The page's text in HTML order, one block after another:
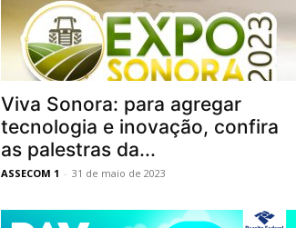
Viva Sonora: para agregar
tecnologia e inovação, confira
as palestras da...
ASSECOM 1 - 31 de maio de 2023